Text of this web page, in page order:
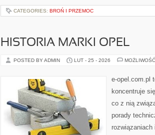
CATEGORIES: BROŃ I PRZEMOC
HISTORIA MARKI OPEL
POSTED BY ADMIN LUT - 25 - 2026
e-opel.com.pl
koncentruje
co z nią
porady